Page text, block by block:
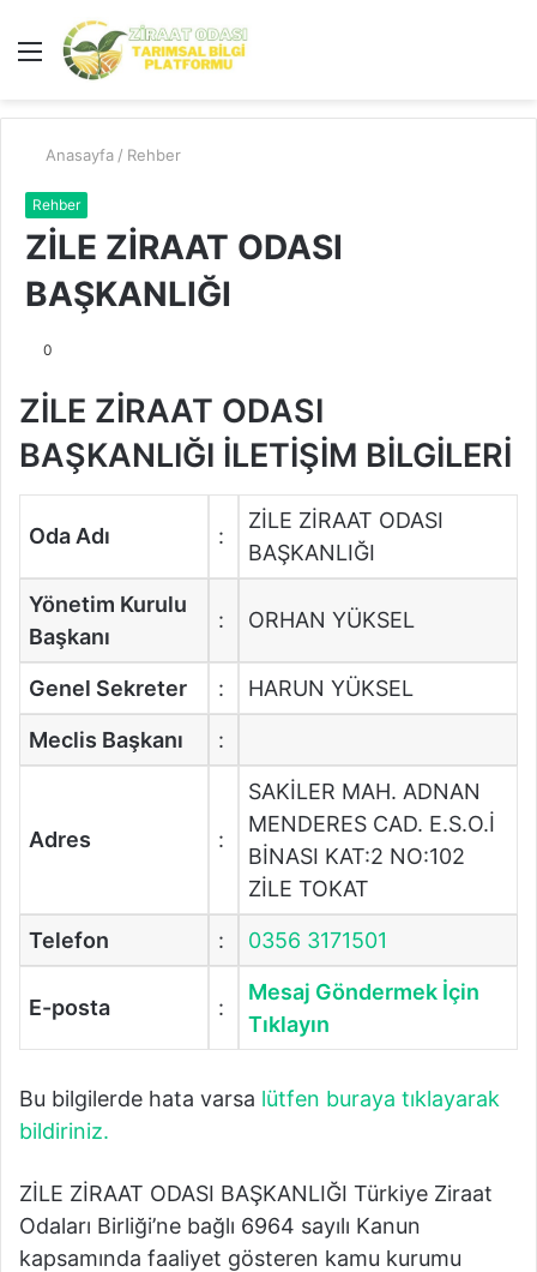
Menü
...
Anasayfa / Rehber
Rehber
ZİLE ZİRAAT ODASI
BAŞKANLIĞI
0
ZİLE ZİRAAT ODASI
BAŞKANLIĞI İLETİŞİM BİLGİLERİ
Oda Adı :
ZİLE ZİRAAT ODASI
BAŞKANLIĞI
Yönetim Kurulu
Başkanı
: ORHAN YÜKSEL
Genel Sekreter : HARUN YÜKSEL
Meclis Başkanı :
Adres :
SAKİLER MAH. ADNAN
MENDERES CAD. E.S.O.İ
BİNASI KAT:2 NO:102
ZİLE TOKAT
Telefon : 0356 3171501
E-posta :
Mesaj Göndermek İçin
Tıklayın
Bu bilgilerde hata varsa lütfen buraya tıklayarak
bildiriniz.
ZİLE ZİRAAT ODASI BAŞKANLIĞI Türkiye Ziraat
Odaları Birliği’ne bağlı 6964 sayılı Kanun
kapsamında faaliyet gösteren kamu kurumu